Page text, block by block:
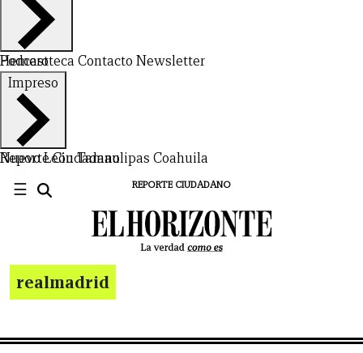
Hemeroteca Contacto Newsletter
Podcast
Impreso
Nuevo LeónTamaulipas Coahuila
Reporte Ciudadano
☰ REPORTE CIUDADANO
realmadrid